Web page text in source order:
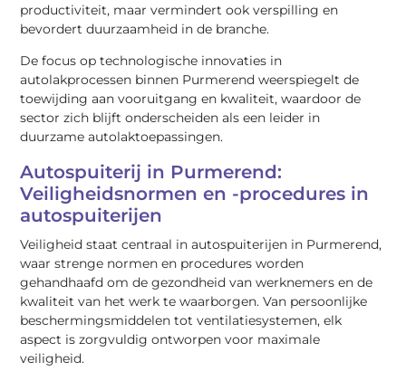
productiviteit, maar vermindert ook verspilling en
bevordert duurzaamheid in de branche.
De focus op technologische innovaties in
autolakprocessen binnen Purmerend weerspiegelt de
toewijding aan vooruitgang en kwaliteit, waardoor de
sector zich blijft onderscheiden als een leider in
duurzame autolaktoepassingen.
Autospuiterij in Purmerend:
Veiligheidsnormen en -procedures in
autospuiterijen
Veiligheid staat centraal in autospuiterijen in Purmerend,
waar strenge normen en procedures worden
gehandhaafd om de gezondheid van werknemers en de
kwaliteit van het werk te waarborgen. Van persoonlijke
beschermingsmiddelen tot ventilatiesystemen, elk
aspect is zorgvuldig ontworpen voor maximale
veiligheid.